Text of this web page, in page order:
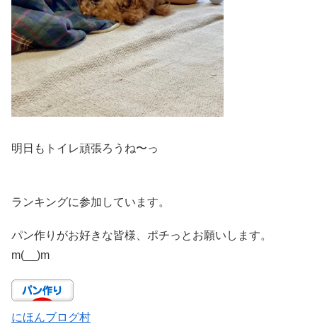
明日もトイレ頑張ろうね〜っ
ランキングに参加しています。
パン作りがお好きな皆様、ポチっとお願いします。
m(__)m
にほんブログ村